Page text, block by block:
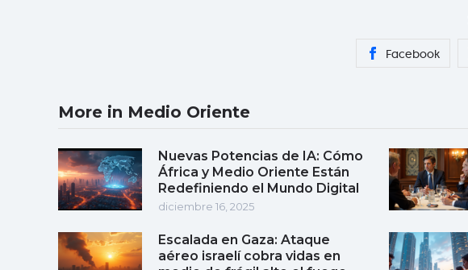
Facebook
More in Medio Oriente
Nuevas Potencias de IA: Cómo
África y Medio Oriente Están
Redefiniendo el Mundo Digital
diciembre 16, 2025
Escalada en Gaza: Ataque
aéreo israelí cobra vidas en